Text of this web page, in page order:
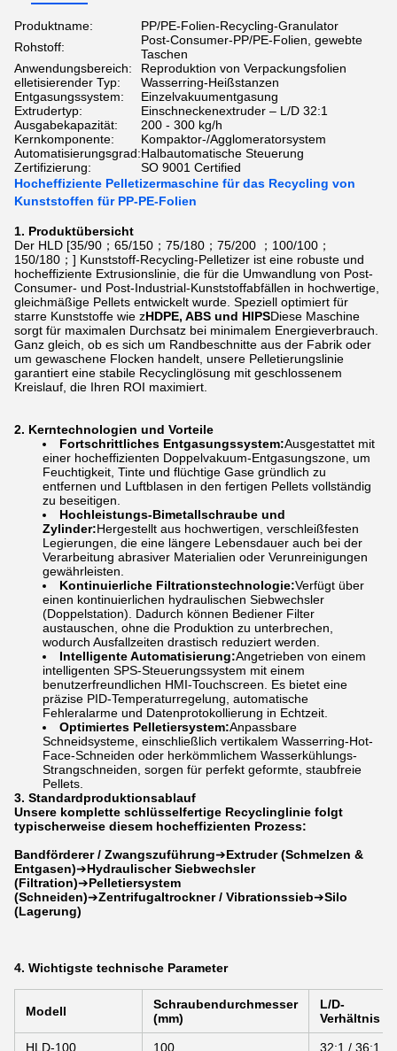
Produktname:
PP/PE-Folien-Recycling-Granulator
Rohstoff:
Post-Consumer-PP/PE-Folien, gewebte
Taschen
Anwendungsbereich:
Reproduktion von Verpackungsfolien
elletisierender Typ:
Wasserring-Heißstanzen
Entgasungssystem:
Einzelvakuumentgasung
Extrudertyp:
Einschneckenextruder – L/D 32:1
Ausgabekapazität:
200 - 300 kg/h
Kernkomponente:
Kompaktor-/Agglomeratorsystem
Automatisierungsgrad:Halbautomatische Steuerung
Zertifizierung:
SO 9001 Certified
Hocheffiziente Pelletizermaschine für das Recycling von
Kunststoffen für PP-PE-Folien
1. Produktübersicht
Der HLD [35/90；65/150；75/180；75/200 ；100/100；
150/180；] Kunststoff-Recycling-Pelletizer ist eine robuste und
hocheffiziente Extrusionslinie, die für die Umwandlung von Post-
Consumer- und Post-Industrial-Kunststoffabfällen in hochwertige,
gleichmäßige Pellets entwickelt wurde. Speziell optimiert für
starre Kunststoffe wie zHDPE, ABS und HIPSDiese Maschine
sorgt für maximalen Durchsatz bei minimalem Energieverbrauch.
Ganz gleich, ob es sich um Randbeschnitte aus der Fabrik oder
um gewaschene Flocken handelt, unsere Pelletierungslinie
garantiert eine stabile Recyclinglösung mit geschlossenem
Kreislauf, die Ihren ROI maximiert.
2. Kerntechnologien und Vorteile
Fortschrittliches Entgasungssystem:Ausgestattet mit
einer hocheffizienten Doppelvakuum-Entgasungszone, um
Feuchtigkeit, Tinte und flüchtige Gase gründlich zu
entfernen und Luftblasen in den fertigen Pellets vollständig
zu beseitigen.
Hochleistungs-Bimetallschraube und
Zylinder:Hergestellt aus hochwertigen, verschleißfesten
Legierungen, die eine längere Lebensdauer auch bei der
Verarbeitung abrasiver Materialien oder Verunreinigungen
gewährleisten.
Kontinuierliche Filtrationstechnologie:Verfügt über
einen kontinuierlichen hydraulischen Siebwechsler
(Doppelstation). Dadurch können Bediener Filter
austauschen, ohne die Produktion zu unterbrechen,
wodurch Ausfallzeiten drastisch reduziert werden.
Intelligente Automatisierung:Angetrieben von einem
intelligenten SPS-Steuerungssystem mit einem
benutzerfreundlichen HMI-Touchscreen. Es bietet eine
präzise PID-Temperaturregelung, automatische
Fehleralarme und Datenprotokollierung in Echtzeit.
Optimiertes Pelletiersystem:Anpassbare
Schneidsysteme, einschließlich vertikalem Wasserring-Hot-
Face-Schneiden oder herkömmlichem Wasserkühlungs-
Strangschneiden, sorgen für perfekt geformte, staubfreie
Pellets.
3. Standardproduktionsablauf
Unsere komplette schlüsselfertige Recyclinglinie folgt
typischerweise diesem hocheffizienten Prozess:
Bandförderer / Zwangszuführung➔Extruder (Schmelzen &
Entgasen)➔Hydraulischer Siebwechsler
(Filtration)➔Pelletiersystem
(Schneiden)➔Zentrifugaltrockner / Vibrationssieb➔Silo
(Lagerung)
4. Wichtigste technische Parameter
Modell
Schraubendurchmesser
(mm)
L/D-
Verhältnis
HLD-100 100 32:1 / 36:1